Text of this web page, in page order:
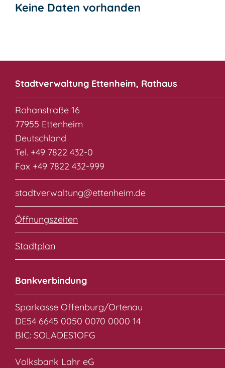
Keine Daten vorhanden
Stadtverwaltung Ettenheim, Rathaus
Rohanstraße 16
77955 Ettenheim
Deutschland
Tel. +49 7822 432-0
Fax +49 7822 432-999
stadtverwaltung@ettenheim.de
Öffnungszeiten
Stadtplan
Bankverbindung
Sparkasse Offenburg/Ortenau
DE54 6645 0050 0070 0000 14
BIC: SOLADES1OFG
Volksbank Lahr eG